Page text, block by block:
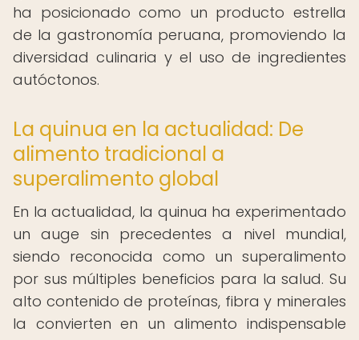
ha posicionado como un producto estrella
de la gastronomía peruana, promoviendo la
diversidad culinaria y el uso de ingredientes
autóctonos.
La quinua en la actualidad: De
alimento tradicional a
superalimento global
En la actualidad, la quinua ha experimentado
un auge sin precedentes a nivel mundial,
siendo reconocida como un superalimento
por sus múltiples beneficios para la salud. Su
alto contenido de proteínas, fibra y minerales
la convierten en un alimento indispensable